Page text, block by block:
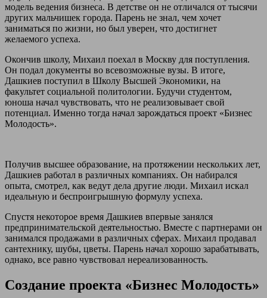
модель ведения бизнеса. В детстве он не отличался от тысячи
других мальчишек города. Парень не знал, чем хочет
заниматься по жизни, но был уверен, что достигнет
желаемого успеха.
Окончив школу, Михаил поехал в Москву для поступления.
Он подал документы во всевозможные вузы. В итоге,
Дашкиев поступил в Школу Высшей Экономики, на
факультет социальной политологии. Будучи студентом,
юноша начал чувствовать, что не реализовывает свой
потенциал. Именно тогда начал зарождаться проект «Бизнес
Молодость».
Получив высшее образование, на протяжении нескольких лет,
Дашкиев работал в различных компаниях. Он набирался
опыта, смотрел, как ведут дела другие люди. Михаил искал
идеальную и беспроигрышную формулу успеха.
Спустя некоторое время Дашкиев впервые занялся
предпринимательской деятельностью. Вместе с партнерами он
занимался продажами в различных сферах. Михаил продавал
сантехнику, шубы, цветы. Парень начал хорошо зарабатывать,
однако, все равно чувствовал нереализованность.
Создание проекта «Бизнес Молодость»